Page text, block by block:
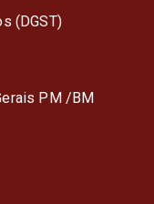
(DGST)
PM /BM